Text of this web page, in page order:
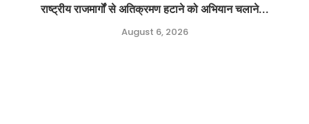
राष्ट्रीय राजमार्गों से अतिक्रमण हटाने को अभियान चलाने...
August 6, 2026